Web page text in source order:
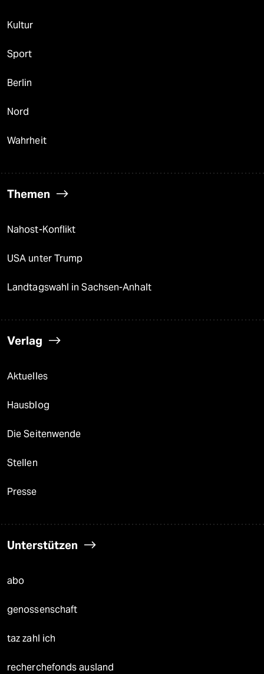
Kultur
Sport
Berlin
Nord
Wahrheit
Themen
Nahost-Konflikt
USA unter Trump
Landtagswahl in Sachsen-Anhalt
Verlag
Aktuelles
Hausblog
Die Seitenwende
Stellen
Presse
Unterstützen
abo
genossenschaft
taz zahl ich
recherchefonds ausland